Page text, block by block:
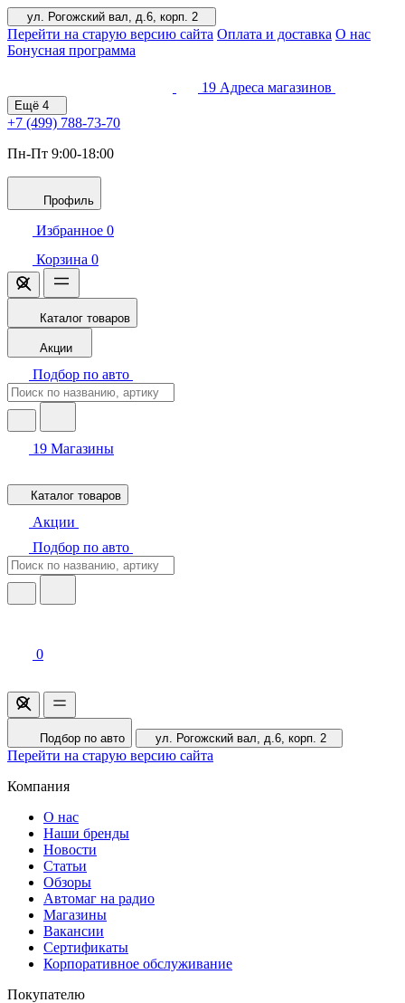
ул. Рогожский вал, д.6, корп. 2
Перейти на старую версию сайта Оплата и доставка О нас
Бонусная программа
19 Адреса магазинов
Ещё 4
+7 (499) 788-73-70
Пн-Пт 9:00-18:00
Профиль
Избранное 0
Корзина 0
Каталог товаров
Акции
Подбор по авто
19 Магазины
Каталог товаров
Акции
Подбор по авто
0
Подбор по авто ул. Рогожский вал, д.6, корп. 2
Перейти на старую версию сайта
Компания
О нас
Наши бренды
Новости
Статьи
Обзоры
Автомаг на радио
Магазины
Вакансии
Сертификаты
Корпоративное обслуживание
Покупателю